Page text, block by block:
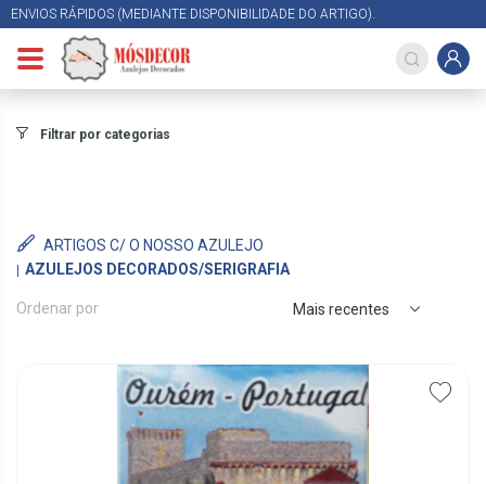
ENVIOS RÁPIDOS (MEDIANTE DISPONIBILIDADE DO ARTIGO).
Filtrar por categorias
ARTIGOS C/ O NOSSO AZULEJO
AZULEJOS DECORADOS/SERIGRAFIA
Ordenar por Mais recentes